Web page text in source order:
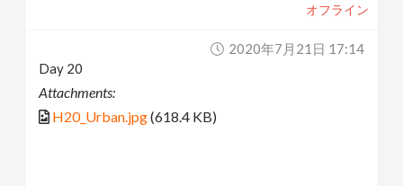
オフライン
2020年7月21日 17:14
Day 20
Attachments:
H20_Urban.jpg(618.4 KB)